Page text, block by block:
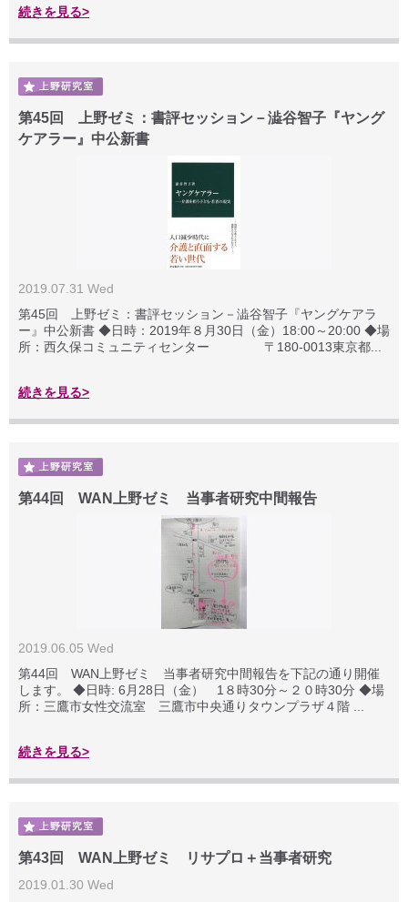
続きを見る>
第45回 上野ゼミ：書評セッション－澁谷智子『ヤング
ケアラー』中公新書
2019.07.31 Wed
第45回 上野ゼミ：書評セッション－澁谷智子『ヤングケアラ
ー』中公新書 ◆日時：2019年８月30日（金）18:00～20:00 ◆場
所：西久保コミュニティセンター 〒180-0013東京都...
続きを見る>
第44回 WAN上野ゼミ 当事者研究中間報告
2019.06.05 Wed
第44回 WAN上野ゼミ 当事者研究中間報告を下記の通り開催
します。 ◆日時: 6月28日（金） 1８時30分～２０時30分 ◆場
所：三鷹市女性交流室 三鷹市中央通りタウンプラザ４階 ...
続きを見る>
第43回 WAN上野ゼミ リサプロ＋当事者研究
2019.01.30 Wed